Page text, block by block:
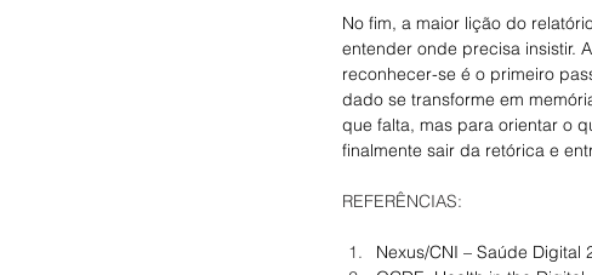
No fim, a maior lição do
entender onde precisa insistir.
reconhecer-se é o primeiro
dado se transforme em
que falta, mas para orientar o
finalmente sair da retórica e
REFERÊNCIAS:
Nexus/CNI – Saúde